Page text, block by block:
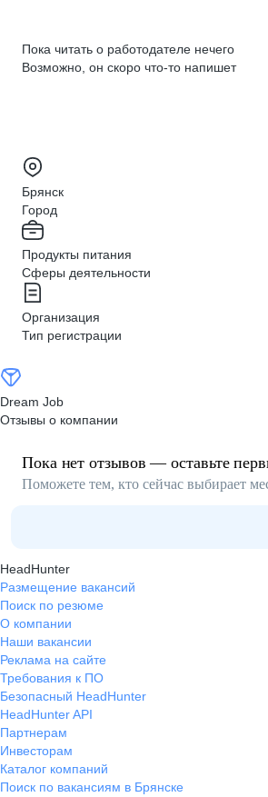
Пока читать о работодателе нечего
Возможно, он скоро что‑то напишет
Брянск
Город
Продукты питания
Сферы деятельности
Организация
Тип регистрации
Dream Job
Отзывы о компании
Пока нет отзывов — оставьте
Поможете тем, кто сейчас выбирает
HeadHunter
Размещение вакансий
Поиск по резюме
О компании
Наши вакансии
Реклама на сайте
Требования к ПО
Безопасный HeadHunter
HeadHunter API
Партнерам
Инвесторам
Каталог компаний
Поиск по вакансиям в Брянске